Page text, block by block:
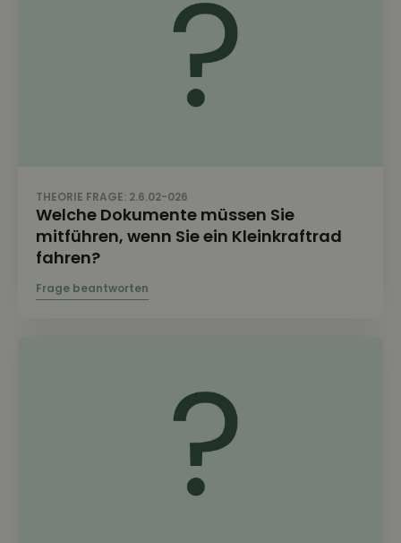
THEORIE FRAGE: 2.6.02-026
Welche Dokumente müssen Sie
mitführen, wenn Sie ein Kleinkraftrad
fahren?